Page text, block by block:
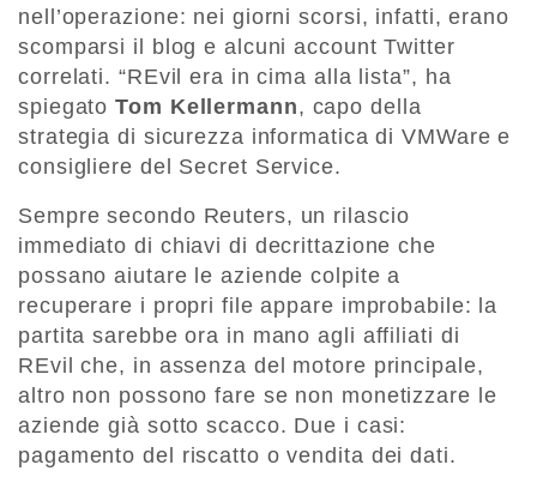
nell’operazione: nei giorni scorsi, infatti, erano
scomparsi il blog e alcuni account Twitter
correlati. “REvil era in cima alla lista”, ha
spiegatoTom Kellermann, capo della
strategia di sicurezza informatica di VMWare e
consigliere del Secret Service.
Sempre secondo Reuters, un rilascio
immediato di chiavi di decrittazione che
possano aiutare le aziende colpite a
recuperare i propri file appare improbabile: la
partita sarebbe ora in mano agli affiliati di
REvil che, in assenza del motore principale,
altro non possono fare se non monetizzare le
aziende già sotto scacco. Due i casi:
pagamento del riscatto o vendita dei dati.